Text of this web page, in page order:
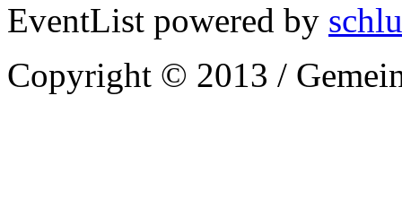
EventList powered by
Copyright © 2013 /